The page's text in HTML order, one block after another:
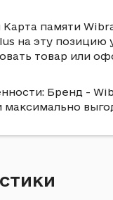
памяти
на эту
товар или
Бренд -
максимально